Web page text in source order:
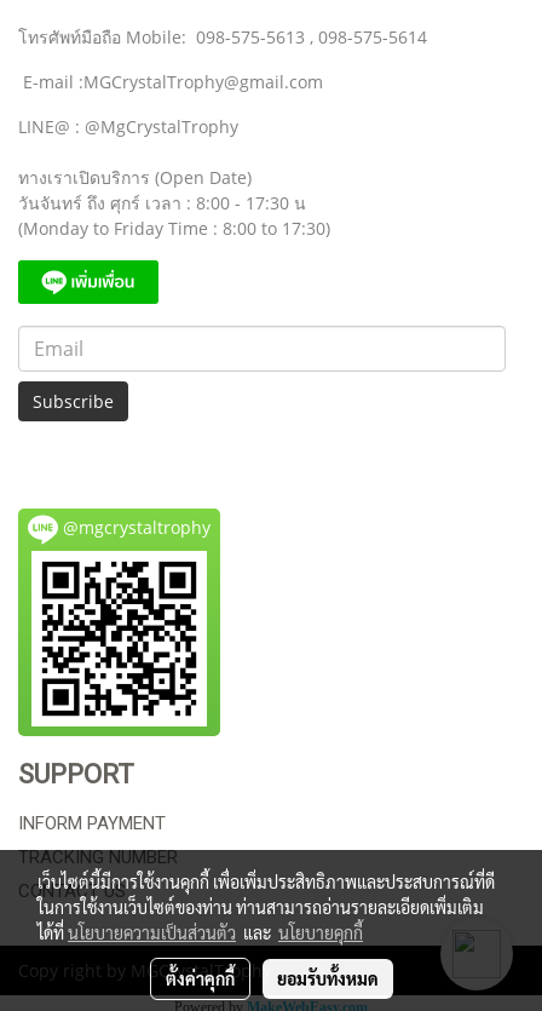
โทรศัพท์มือถือ Mobile: 098-575-5613 , 098-575-5614
E-mail :MGCrystalTrophy@gmail.com
LINE@ : @MgCrystalTrophy
ทางเราเปิดบริการ (Open Date)
วันจันทร์ ถึง ศุกร์ เวลา : 8:00 - 17:30 น
(Monday to Friday Time : 8:00 to 17:30)
Subscribe
@mgcrystaltrophy
SUPPORT
INFORM PAYMENT
TRACKING NUMBER
CONTACT US
Copy right by MGCrystalTrophy
Powered by MakeWebEasy.com
เว็บไซต์นี้มีการใช้งานคุกกี้ เพื่อเพิ่มประสิทธิภาพและประสบการณ์ที่ดี
ในการใช้งานเว็บไซต์ของท่าน ท่านสามารถอ่านรายละเอียดเพิ่มเติม
ได้ที่นโยบายความเป็นส่วนตัว และ นโยบายคุกกี้
ตั้งค่าคุกกี้ ยอมรับทั้งหมด